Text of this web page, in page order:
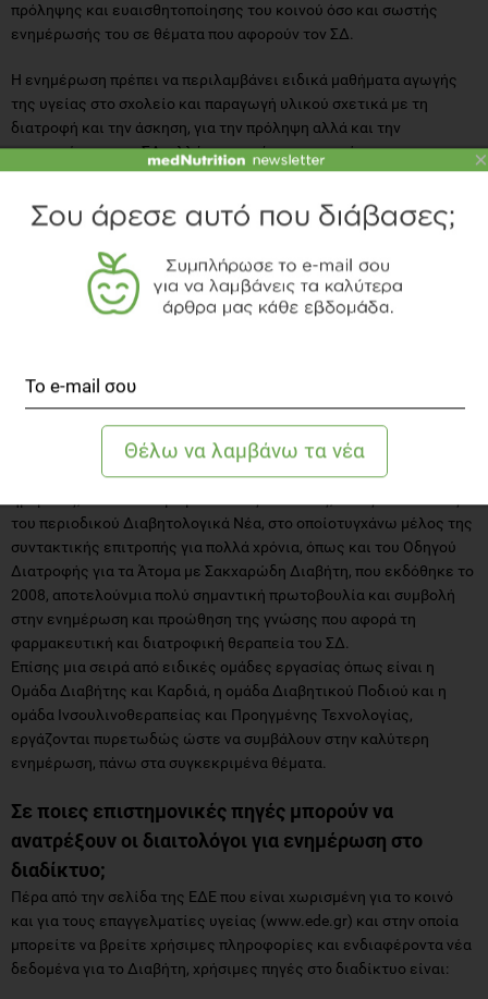
πρόληψης και ευαισθητοποίησης του κοινού όσο και σωστής
ενημέρωσής του σε θέματα που αφορούν τον ΣΔ.
Η ενημέρωση πρέπει να περιλαμβάνει ειδικά μαθήματα αγωγής
της υγείας στο σχολείο και παραγωγή υλικού σχετικά με τη
διατροφή και την άσκηση, για την πρόληψη αλλά και την
αντιμετώπιση του ΣΔ, αλλά και την άρση του «στίγματος» που
ακόμα και σήμερα υπάρχει για τα άτομα με ΣΔ.
Η Ελληνική Διαβητολογική Εταιρεία ποιες
ενέργειες έχει κάνει για την ενημέρωση του
καταναλωτή και των αρμόδιων υγείας;
Η ΕΔΕ πάντα προσπαθεί να καλύψει τόσο τον ιατρό που
νοσηλευτές, όσο και το ευρύ κοινό και τα άτομα με διαβήτη, έτσι
ώστε να προσφέρει επιστημονικά τεκμηριωμένη γνώση και
εκπαίδευση σε όλους όσους εμπλέκονται στη θεραπεία του ΣΔ.
Μια σειρά από ομιλίες, καμπάνιες ενημέρωσης, συνέδρια και
του περιοδικού Διαβητολογικά Νέα, στο οποίοτυγχάνω μέλος της
συντακτικής επιτροπής για πολλά χρόνια, όπως και του Οδηγού
Διατροφής για τα Άτομα με Σακχαρώδη Διαβήτη, που εκδόθηκε το
2008, αποτελούνμια πολύ σημαντική πρωτοβουλία και συμβολή
στην ενημέρωση και προώθηση της γνώσης που αφορά τη
φαρμακευτική και διατροφική θεραπεία του ΣΔ.
Επίσης μια σειρά από ειδικές ομάδες εργασίας όπως είναι η
Ομάδα Διαβήτης και Καρδιά, η ομάδα Διαβητικού Ποδιού και η
ομάδα Ινσουλινοθεραπείας και Προηγμένης Τεχνολογίας,
εργάζονται πυρετωδώς ώστε να συμβάλουν στην καλύτερη
ενημέρωση, πάνω στα συγκεκριμένα θέματα.
Σε ποιες επιστημονικές πηγές μπορούν να
ανατρέξουν οι διαιτολόγοι για ενημέρωση στο
διαδίκτυο;
Πέρα από την σελίδα της ΕΔΕ που είναι χωρισμένη για το κοινό
και για τους επαγγελματίες υγείας (www.ede.gr) και στην οποία
μπορείτε να βρείτε χρήσιμες πληροφορίες και ενδιαφέροντα νέα
δεδομένα για το Διαβήτη, χρήσιμες πηγές στο διαδίκτυο είναι:
×